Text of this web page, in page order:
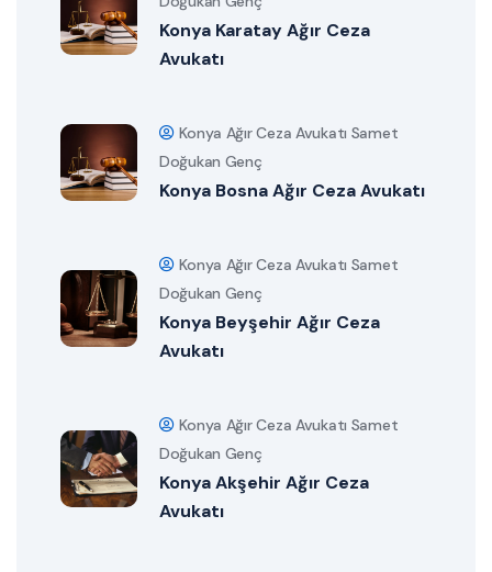
Konya Karatay Ağır Ceza
Avukatı
Konya Ağır Ceza Avukatı Samet
Doğukan Genç
Konya Bosna Ağır Ceza Avukatı
Konya Ağır Ceza Avukatı Samet
Doğukan Genç
Konya Beyşehir Ağır Ceza
Avukatı
Konya Ağır Ceza Avukatı Samet
Doğukan Genç
Konya Akşehir Ağır Ceza
Avukatı